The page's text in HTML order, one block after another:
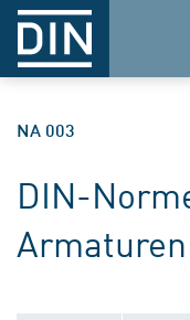
NA 003
DIN-